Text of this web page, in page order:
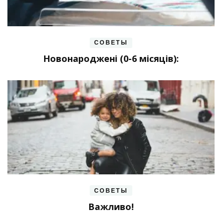
СОВЕТЫ
Новонароджені (0-6 місяців):
СОВЕТЫ
Важливо!